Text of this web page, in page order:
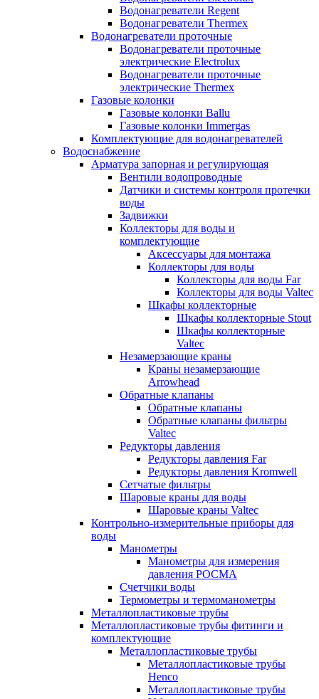
Водонагреватели Regent
Водонагреватели Thermex
Водонагреватели проточные
Водонагреватели проточные
электрические Electrolux
Водонагреватели проточные
электрические Thermex
Газовые колонки
Газовые колонки Ballu
Газовые колонки Immergas
Комплектующие для водонагревателей
Водоснабжение
Арматура запорная и регулирующая
Вентили водопроводные
Датчики и системы контроля протечки
воды
Задвижки
Коллекторы для воды и
комплектующие
Аксессуары для монтажа
Коллекторы для воды
Коллекторы для воды Far
Коллекторы для воды Valtec
Шкафы коллекторные
Шкафы коллекторные Stout
Шкафы коллекторные
Valtec
Незамерзающие краны
Краны незамерзающие
Arrowhead
Обратные клапаны
Обратные клапаны
Обратные клапаны фильтры
Valtec
Редукторы давления
Редукторы давления Far
Редукторы давления Kromwell
Сетчатые фильтры
Шаровые краны для воды
Шаровые краны Valtec
Контрольно-измерительные приборы для
воды
Манометры
Манометры для измерения
давления РОСМА
Счетчики воды
Термометры и термоманометры
Металлопластиковые трубы
Металлопластиковые трубы фитинги и
комплектующие
Металлопластиковые трубы
Металлопластиковые трубы
Henco
Металлопластиковые трубы